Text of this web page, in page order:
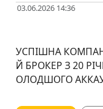
03.06.2026 14:36
УСПІШНА
Й БРОКЕР З 20
ОЛОДШОГО